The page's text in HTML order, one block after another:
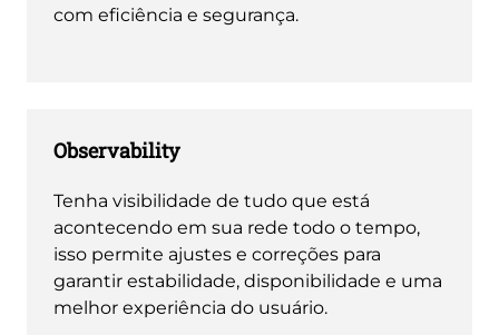
com eficiência e segurança.
Observability
Tenha visibilidade de tudo que está
acontecendo em sua rede todo o tempo,
isso permite ajustes e correções para
garantir estabilidade, disponibilidade e uma
melhor experiência do usuário.